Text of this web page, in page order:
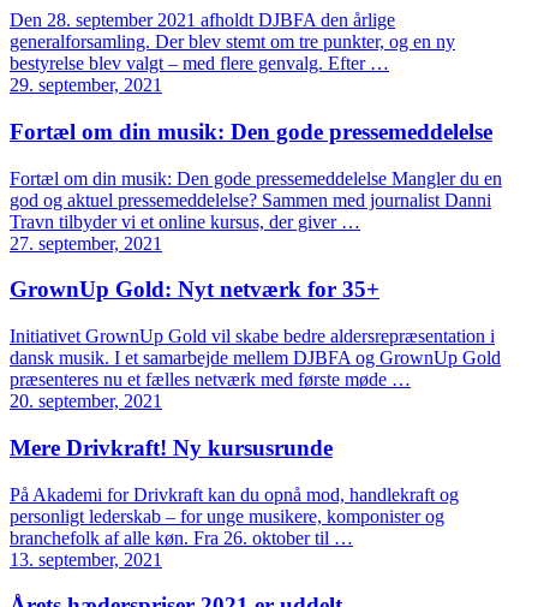
Den 28. september 2021 afholdt DJBFA den årlige
generalforsamling. Der blev stemt om tre punkter, og en ny
bestyrelse blev valgt – med flere genvalg. Efter …
29. september, 2021
Fortæl om din musik: Den gode pressemeddelelse
Fortæl om din musik: Den gode pressemeddelelse Mangler du en
god og aktuel pressemeddelelse? Sammen med journalist Danni
Travn tilbyder vi et online kursus, der giver …
27. september, 2021
GrownUp Gold: Nyt netværk for 35+
Initiativet GrownUp Gold vil skabe bedre aldersrepræsentation i
dansk musik. I et samarbejde mellem DJBFA og GrownUp Gold
præsenteres nu et fælles netværk med første møde …
20. september, 2021
Mere Drivkraft! Ny kursusrunde
På Akademi for Drivkraft kan du opnå mod, handlekraft og
personligt lederskab – for unge musikere, komponister og
branchefolk af alle køn. Fra 26. oktober til …
13. september, 2021